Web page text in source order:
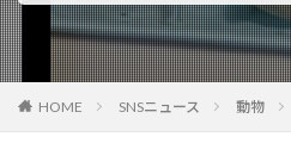
HOME SNSニュース 動物